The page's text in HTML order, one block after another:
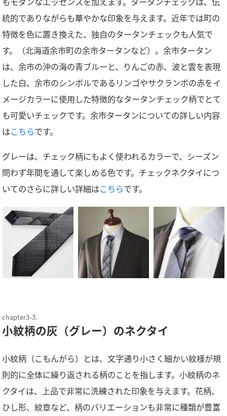
統的でありながらも華やかな印象を与えます。近年では町の
特徴を色に置き換えた、独自のタータンチェックも人気で
す。（北海道余市町の余市タータンなど）。余市タータン
は、余市の沖の海の青ブルーと、りんごの赤、波と雲を表現
した白、余市のシンボルであるリンゴやサクランボの赤をイ
メージカラーに使用した特徴的なタータンチェック柄でとて
も可愛いチェックです。余市タータンについての詳しい内容
はこちらです。
グレーは、チェック柄にもよく使われるカラーで、シーズン
問わず年間を通して楽しめる色です。チェックネクタイにつ
いてのさらに詳しい詳細はこちらです。
小紋柄の灰（グレー）のネクタイ
小紋柄（こもんがら）とは、文字通り小さく細かい紋様が規
則的に全体に繰り返される柄のことを指します。小紋柄のネ
クタイは、上品で非常に洗練された印象を与えます。花柄、
ひし形、紋章など、柄のバリエーションも非常に種類が豊富